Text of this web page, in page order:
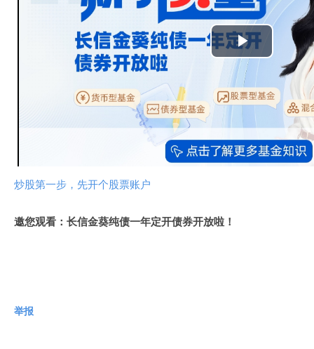
播
放
视
频
炒股第一步，先开个股票账户
邀您观看：长信金葵纯债一年定开债券开放啦！
举报